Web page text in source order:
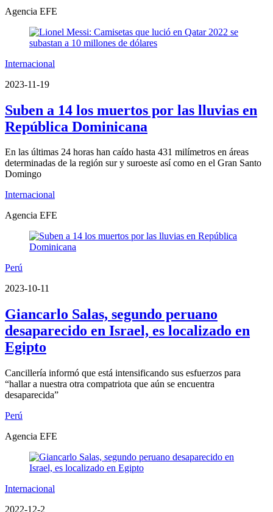
Agencia EFE
Internacional
2023-11-19
Suben a 14 los muertos por las lluvias en
República Dominicana
En las últimas 24 horas han caído hasta 431 milímetros en áreas
determinadas de la región sur y suroeste así como en el Gran Santo
Domingo
Internacional
Agencia EFE
Perú
2023-10-11
Giancarlo Salas, segundo peruano
desaparecido en Israel, es localizado en
Egipto
Cancillería informó que está intensificando sus esfuerzos para
“hallar a nuestra otra compatriota que aún se encuentra
desaparecida”
Perú
Agencia EFE
Internacional
2022-12-2